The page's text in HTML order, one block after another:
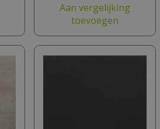
Aan vergelijking
toevoegen